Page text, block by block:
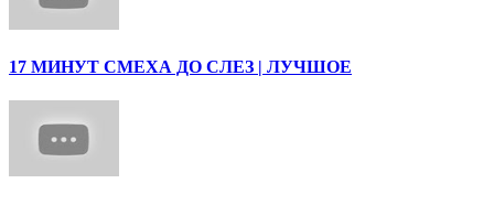
17 МИНУТ СМЕХА ДО СЛЕЗ | ЛУЧШОЕ